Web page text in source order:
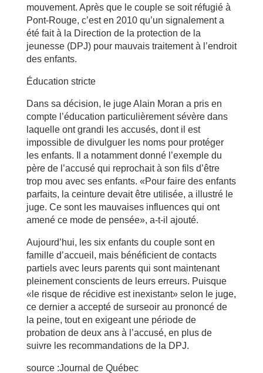
mouvement. Après que le couple se soit réfugié à
Pont-Rouge, c’est en 2010 qu’un signalement a
été fait à la Direction de la protection de la
jeunesse (DPJ) pour mauvais traitement à l’endroit
des enfants.
Éducation stricte
Dans sa décision, le juge Alain Moran a pris en
compte l’éducation particulièrement sévère dans
laquelle ont grandi les accusés, dont il est
impossible de divulguer les noms pour protéger
les enfants. Il a notamment donné l’exemple du
père de l’accusé qui reprochait à son fils d’être
trop mou avec ses enfants. «Pour faire des enfants
parfaits, la ceinture devait être utilisée, a illustré le
juge. Ce sont les mauvaises influences qui ont
amené ce mode de pensée», a-t-il ajouté.
Aujourd’hui, les six enfants du couple sont en
famille d’accueil, mais bénéficient de contacts
partiels avec leurs parents qui sont maintenant
pleinement conscients de leurs erreurs. Puisque
«le risque de récidive est inexistant» selon le juge,
ce dernier a accepté de surseoir au prononcé de
la peine, tout en exigeant une période de
probation de deux ans à l’accusé, en plus de
suivre les recommandations de la DPJ.
source :Journal de Québec